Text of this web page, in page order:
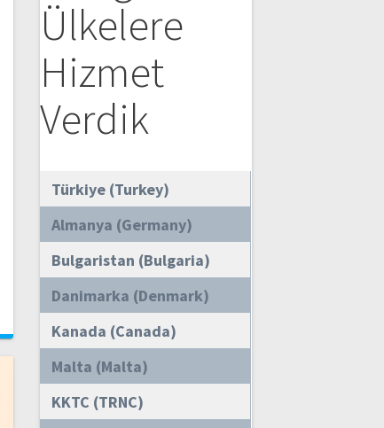
Ülkelere
Hizmet
Verdik
Türkiye (Turkey)
Almanya (Germany)
Bulgaristan (Bulgaria)
Danimarka (Denmark)
Kanada (Canada)
Malta (Malta)
KKTC (TRNC)